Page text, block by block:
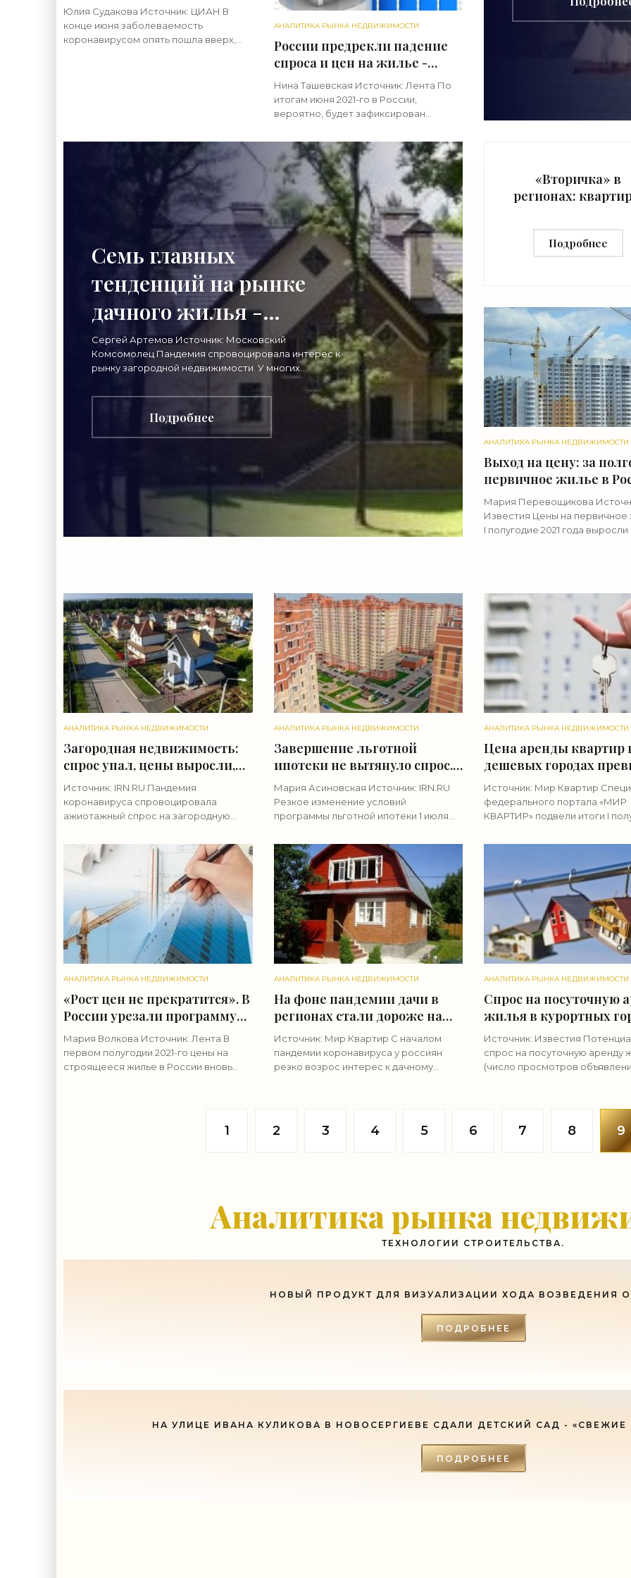
Юлия Судакова Источник: ЦИАН В
конце июня заболеваемость
коронавирусом опять пошла вверх,
АНАЛИТИКА РЫНКА НЕДВИЖИМОСТИ
России предрекли падение
спроса и цен на жилье -
«Аналитика рынка»
Нина Ташевская Источник: Лента По
итогам июня 2021-го в России,
вероятно, будет зафиксирован
кредиты, но затем спрос на жилье
начнет сокращаться и, как следствие,
начнут
Семь главных
тенденций на рынке
дачного жилья -
«Аналитика рынка»
Сергей Артемов Источник: Московский
Комсомолец Пандемия спровоцировала интерес к
рынку загородной недвижимости. У многих
москвичей и жителей подмосковных городов
возникла острая
Подробнее
«Вторичка» в
регионах:
подорожали на 9%.
Это как за весь
Подробнее
АНАЛИТИКА РЫНКА НЕДВИЖИМОСТИ
Выход на цену: за
первичное жилье в
подорожало до 17% -
«Аналитика рынка»
Мария Перевощикова
Известия Цены на первичное
I полугодие 2021 года выросли
АНАЛИТИКА РЫНКА НЕДВИЖИМОСТИ
Загородная недвижимость:
спрос упал, цены выросли,
покупать нечего -
«Аналитика рынка»
Источник: IRN.RU Пандемия
коронавируса спровоцировала
ажиотажный спрос на загородную
этому году пандемия продолжается,
но покупать особо нечего – все
более-менее
АНАЛИТИКА РЫНКА НЕДВИЖИМОСТИ
Завершение льготной
ипотеки не вытянуло спрос.
Новостройки Москвы и
Подмосковья в июне-июле
2021 года - «Аналитика
Мария Асиновская Источник: IRN.RU
Резкое изменение условий
программы льготной ипотеки 1 июля
ипотечного спроса на новостройки.
Однако повышенная активность
ипотечников не
АНАЛИТИКА РЫНКА НЕДВИЖИМОСТИ
Цена аренды квартир
дешевых городах
допандемийный
столицах – нет -
рынка»
Источник: Мир Квартир
федерального портала «МИР
КВАРТИР» подвели итоги I
российских городах с
более 300 тыс. человек.
АНАЛИТИКА РЫНКА НЕДВИЖИМОСТИ
«Рост цен не прекратится». В
России урезали программу
льготной ипотеки. Стоит ли
поспешить с покупкой
квартиры? - «Аналитика
Мария Волкова Источник: Лента В
первом полугодии 2021-го цены на
строящееся жилье в России вновь
АНАЛИТИКА РЫНКА НЕДВИЖИМОСТИ
На фоне пандемии дачи в
регионах стали дороже на
12,1% за год - «Аналитика
рынка»
Источник: Мир Квартир С началом
пандемии коронавируса у россиян
резко возрос интерес к дачному
АНАЛИТИКА РЫНКА НЕДВИЖИМОСТИ
Спрос на посуточную
жилья в курортных
России вырос на 85% -
«Аналитика рынка»
Источник: Известия
спрос на посуточную аренду
(число просмотров
85%. Об этом говорится в
1 2 3 4 5 6 7 8 9
Аналитика рынка
ТЕХНОЛОГИИ СТРОИТЕЛЬСТВА.
НОВЫЙ ПРОДУКТ ДЛЯ ВИЗУАЛИЗАЦИИ ХОДА ВОЗВЕДЕНИЯ
ПОДРОБНЕЕ
НА УЛИЦЕ ИВАНА КУЛИКОВА В НОВОСЕРГИЕВЕ СДАЛИ ДЕТСКИЙ САД - «СВЕЖИЕ
ПОДРОБНЕЕ